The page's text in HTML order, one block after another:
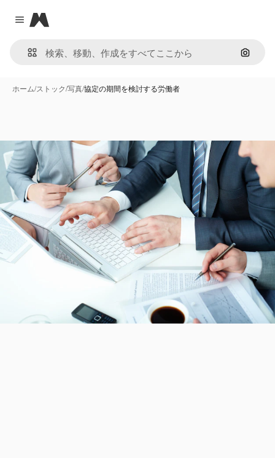
Close menu
Magnific
画像で
ホーム/ストック/写真/協定の期間を検討する労働者